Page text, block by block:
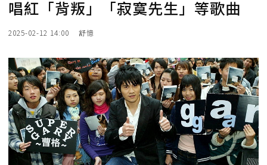
唱紅「背叛」「寂寞先生」等歌曲
2025-02-12 14:00 舒憶